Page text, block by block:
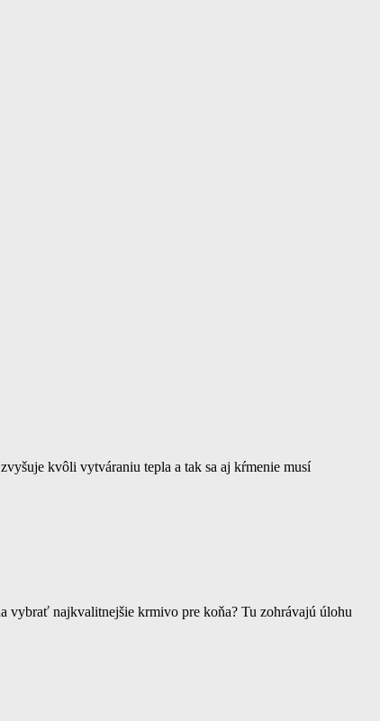
kvôli vytváraniu tepla a tak sa aj kŕmenie musí
vybrať najkvalitnejšie krmivo pre koňa? Tu zohrávajú úlohu